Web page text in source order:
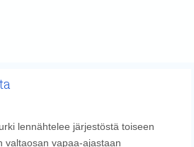
lennähtelee järjestöstä toiseen
valtaosan vapaa-ajastaan